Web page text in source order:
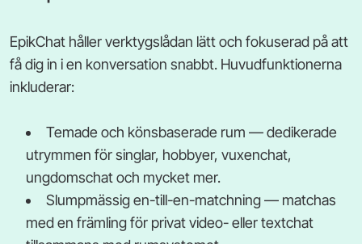
EpikChat håller verktygslådan lätt och fokuserad på att
få dig in i en konversation snabbt. Huvudfunktionerna
inkluderar:
Temade och könsbaserade rum — dedikerade
utrymmen för singlar, hobbyer, vuxenchat,
ungdomschat och mycket mer.
Slumpmässig en-till-en-matchning — matchas
med en främling för privat video- eller textchat